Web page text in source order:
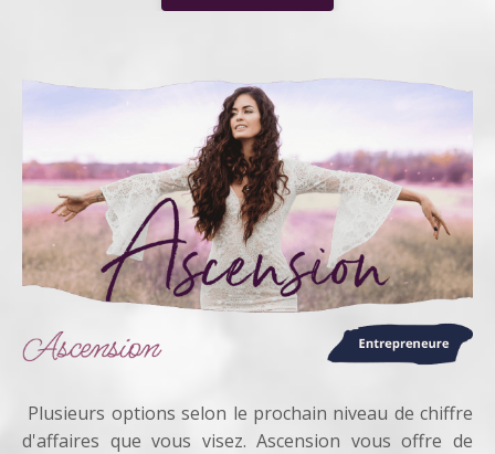
Plusieurs options selon le prochain niveau de chiffre
d'affaires que vous visez.Ascension vous offre de